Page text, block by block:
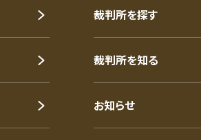
裁判所を探す
裁判所を知る
お知らせ